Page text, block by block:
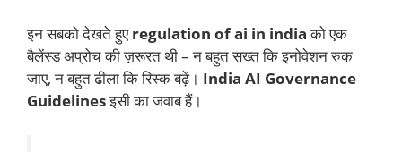
इन सबको देखते हुएregulation of ai in indiaको एक
बैलेंस्ड अप्रोच की ज़रूरत थी – न बहुत सख्त कि इनोवेशन रुक
जाए, न बहुत ढीला कि रिस्क बढ़ें। India AI Governance
Guidelinesइसी का जवाब हैं।